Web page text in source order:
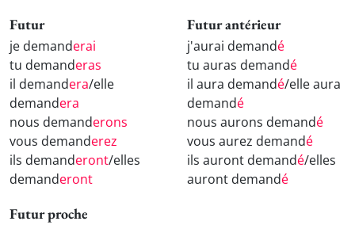
Futur
je demanderai
tu demanderas
il demandera/elle
demandera
nous demanderons
vous demanderez
ils demanderont/elles
demanderont
Futur antérieur
j'aurai demandé
tu auras demandé
il aura demandé/elle aura
demandé
nous aurons demandé
vous aurez demandé
ils auront demandé/elles
auront demandé
Futur proche